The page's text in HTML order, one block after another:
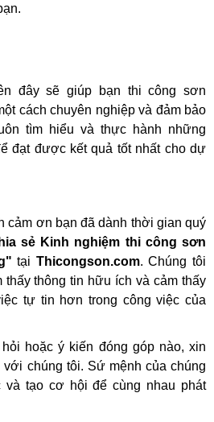
đây sẽ giúp bạn thi công sơn
cách chuyên nghiệp và đảm bảo
tìm hiểu và thực hành những
đạt được kết quả tốt nhất cho dự
cảm ơn bạn đã dành thời gian quý
sẻ Kinh nghiệm thi công sơn
tại Thicongson.com. Chúng tôi
thấy thông tin hữu ích và cảm thấy
tự tin hơn trong công việc của
hoặc ý kiến đóng góp nào, xin
chúng tôi. Sứ mệnh của chúng
tạo cơ hội để cùng nhau phát